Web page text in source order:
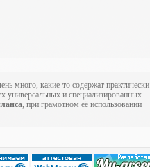
много, какие-то содержат практически
универсальных и специализированных
, при грамотном её использовании